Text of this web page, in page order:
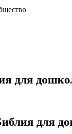
для
для